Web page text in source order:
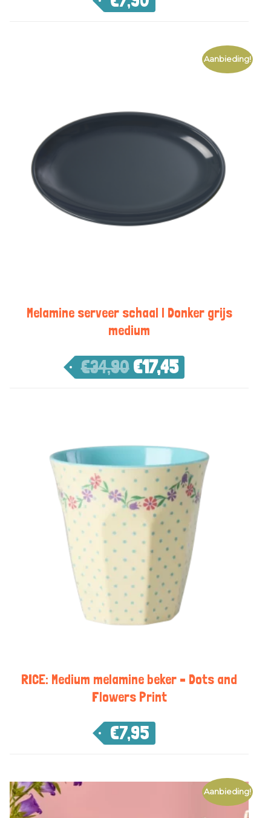
Aanbieding!
Melamine serveer schaal | Donker grijs
medium
€34,90 €17,45
RICE: Medium melamine beker – Dots and
Flowers Print
€7,95
Aanbieding!